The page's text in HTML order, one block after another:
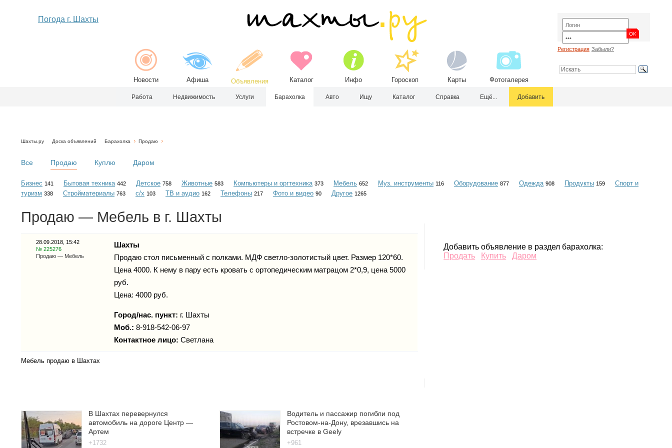
Погода г. Шахты
Новости Афиша Объявления Каталог Инфо Гороскоп Карты Фотогалерея
Регистрация Забыли?
Работа Недвижимость Услуги Барахолка Авто Ищу Каталог Справка Ещё... Добавить
Шахты.ру Доска объявлений Барахолка Продаю
Все Продаю Куплю Даром
Бизнес 141 Бытовая техника 442 Детское 758 Животные 583 Компьютеры и оргтехника 373 Мебель 652 Муз. инструменты 116 Оборудование 877 Одежда 908 Продукты 159
Спорт и
туризм 338 Стройматериалы 763 с/х 103 ТВ и аудио 162 Телефоны 217 Фото и видео 90 Другое 1265
Продаю — Мебель в г. Шахты
28.09.2018, 15:42
№ 225276
Продаю — Мебель
Шахты
Продаю стол письменный с полками. МДФ светло-золотистый цвет. Размер 120*60.
Цена 4000. К нему в пару есть кровать с ортопедическим матрацом 2*0,9, цена 5000
руб.
Цена: 4000 руб.
Город/нас. пункт: г. Шахты
Моб.: 8-918-542-06-97
Контактное лицо: Светлана
Мебель продаю в Шахтах
Добавить объявление в раздел барахолка:
Продать
Купить Даром
В Шахтах перевернулся
автомобиль на дороге Центр —
Артем
+1732
Водитель и пассажир погибли под
Ростовом-на-Дону, врезавшись на
встречке в Geely
+961